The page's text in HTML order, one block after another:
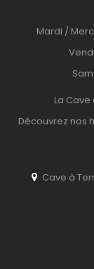
Mardi /
La
Découvrez nos
Cave à